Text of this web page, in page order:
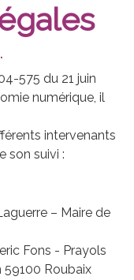
575 du 21 juin
numérique, il
intervenants
son suivi :
– Maire de
Fons - Prayols
59100 Roubaix